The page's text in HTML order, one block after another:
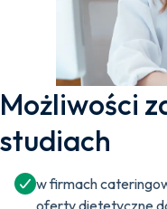
Możliwości
studiach
w firmach
oferty dietetyczne